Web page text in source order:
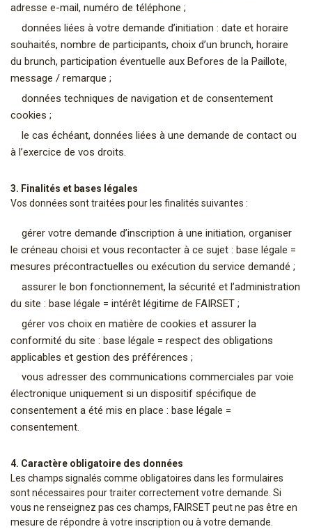
adresse e-mail, numéro de téléphone ;
données liées à votre demande d’initiation : date et horaire
souhaités, nombre de participants, choix d’un brunch, horaire
du brunch, participation éventuelle aux Befores de la Paillote,
message / remarque ;
données techniques de navigation et de consentement
cookies ;
le cas échéant, données liées à une demande de contact ou
à l’exercice de vos droits.
3. Finalités et bases légales
Vos données sont traitées pour les finalités suivantes :
gérer votre demande d’inscription à une initiation, organiser
le créneau choisi et vous recontacter à ce sujet : base légale =
mesures précontractuelles ou exécution du service demandé ;
assurer le bon fonctionnement, la sécurité et l’administration
du site : base légale = intérêt légitime de FAIRSET ;
gérer vos choix en matière de cookies et assurer la
conformité du site : base légale = respect des obligations
applicables et gestion des préférences ;
vous adresser des communications commerciales par voie
électronique uniquement si un dispositif spécifique de
consentement a été mis en place : base légale =
consentement.
4. Caractère obligatoire des données
Les champs signalés comme obligatoires dans les formulaires
sont nécessaires pour traiter correctement votre demande. Si
vous ne renseignez pas ces champs, FAIRSET peut ne pas être en
mesure de répondre à votre inscription ou à votre demande.